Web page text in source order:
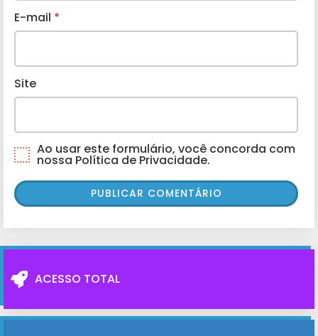
E-mail *
Site
Ao usar este formulário, você concorda com
nossa Política de Privacidade.
ACESSO TOTAL